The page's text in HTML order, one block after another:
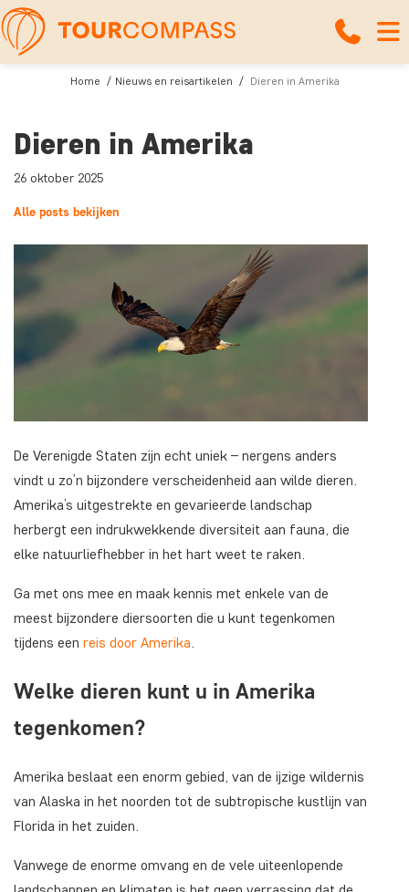
Home Nieuws en reisartikelen Dieren in Amerika
Dieren in Amerika
26 oktober 2025
Alle posts bekijken
De Verenigde Staten zijn echt uniek – nergens anders
vindt u zo’n bijzondere verscheidenheid aan wilde dieren.
Amerika’s uitgestrekte en gevarieerde landschap
herbergt een indrukwekkende diversiteit aan fauna, die
elke natuurliefhebber in het hart weet te raken.
Ga met ons mee en maak kennis met enkele van de
meest bijzondere diersoorten die u kunt tegenkomen
tijdens een reis door Amerika.
Welke dieren kunt u in Amerika
tegenkomen?
Amerika beslaat een enorm gebied, van de ijzige wildernis
van Alaska in het noorden tot de subtropische kustlijn van
Florida in het zuiden.
Vanwege de enorme omvang en de vele uiteenlopende